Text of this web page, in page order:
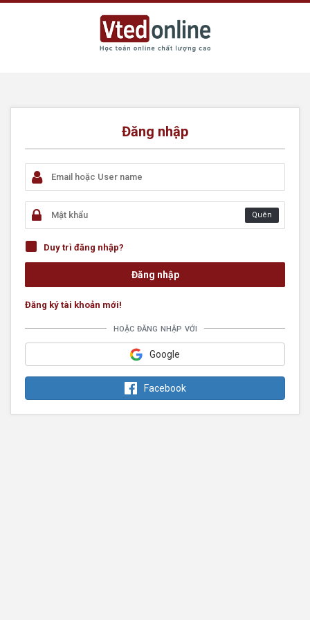
Đăng nhập
Quên
Duy trì đăng nhập?
Đăng ký tài khoản mới!
hoặc đăng nhập với
Google
Facebook